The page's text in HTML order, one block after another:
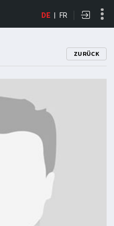
DE | FR
ZURÜCK